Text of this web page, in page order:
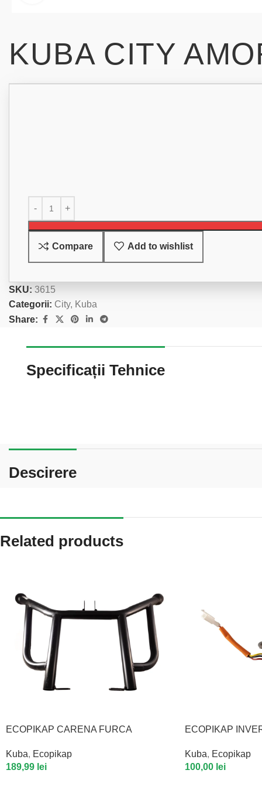
KUBA CITY
Compare Add to wishlist
SKU: 3615
Categorii: City, Kuba
Share:
Specificații Tehnice
Descirere
Related products
ECOPIKAP CARENA FURCA
Kuba, Ecopikap
189,99 lei
ECOPIKAP
Kuba, Ecopikap
100,00 lei